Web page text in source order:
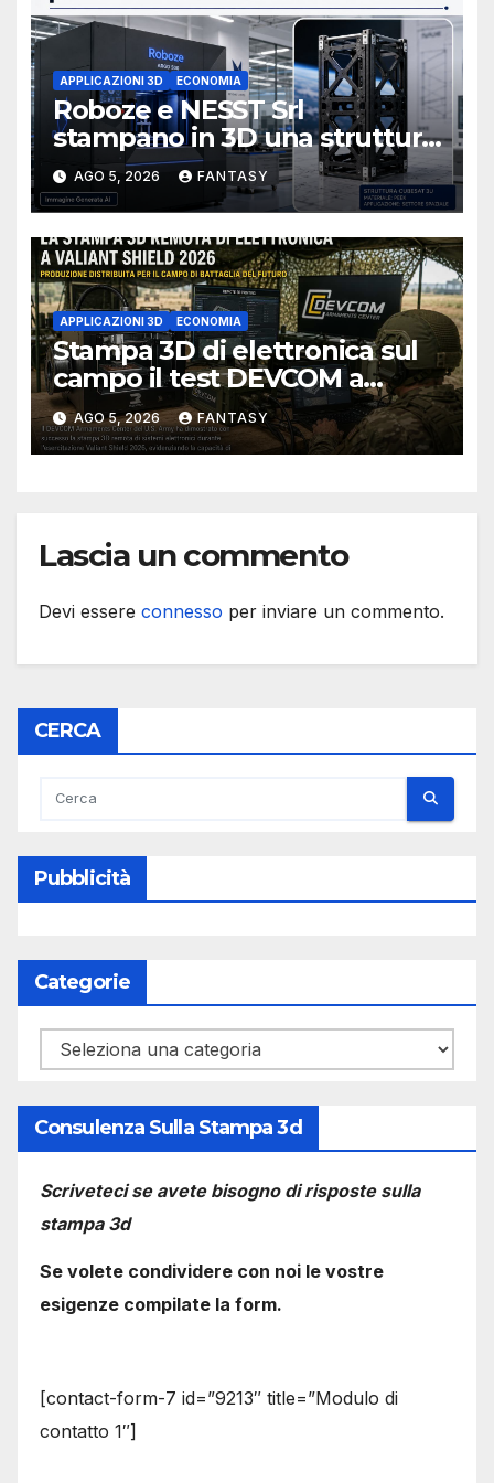
APPLICAZIONI 3D ECONOMIA
Roboze e NESST Srl
stampano in 3D una struttura
CubeSat 3U in Carbon PEEK
AGO 5, 2026 FANTASY
APPLICAZIONI 3D ECONOMIA
Stampa 3D di elettronica sul
campo il test DEVCOM a
Valiant Shield 2026
AGO 5, 2026 FANTASY
Lascia un commento
Devi essere connesso per inviare un commento.
CERCA
Pubblicità
Categorie
Categorie
Consulenza Sulla Stampa 3d
Scriveteci se avete bisogno di risposte sulla
stampa 3d
Se volete condividere con noi le vostre
esigenze compilate la form.
[contact-form-7 id=”9213″ title=”Modulo di
contatto 1″]